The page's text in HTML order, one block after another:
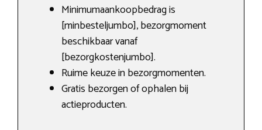
Minimumaankoopbedrag is
[minbesteljumbo], bezorgmoment
beschikbaar vanaf
[bezorgkostenjumbo].
Ruime keuze in bezorgmomenten.
Gratis bezorgen of ophalen bij
actieproducten.